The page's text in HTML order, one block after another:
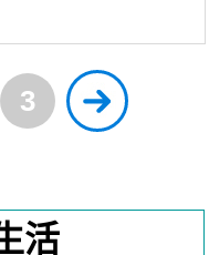
3
活